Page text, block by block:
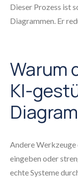
Dieser Prozess ist
Diagrammen. Er
Warum
KI-
Andere Werkzeuge
eingeben oder
echte Systeme